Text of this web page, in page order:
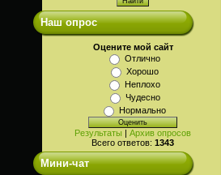
Наш опрос
Оцените мой сайт
Отлично
Хорошо
Неплохо
Чудесно
Нормально
Результаты | Архив опросов
Всего ответов: 1343
Мини-чат